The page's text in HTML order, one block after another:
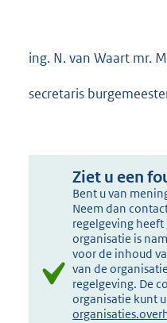
ing. N. van Waart mr.
secretaris
Ziet u een
Bent u van
Neem dan
regelgeving heeft
organisatie is
voor de inhoud
van de
regelgeving. De
organisatie kunt